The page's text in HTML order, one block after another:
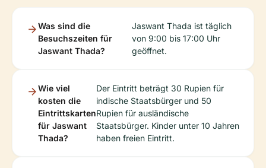
Was sind die
Besuchszeiten für
Jaswant Thada?
Jaswant Thada ist täglich
von 9:00 bis 17:00 Uhr
geöffnet.
Wie viel
kosten die
Eintrittskarten
für Jaswant
Thada?
Der Eintritt beträgt 30 Rupien für
indische Staatsbürger und 50
Rupien für ausländische
Staatsbürger. Kinder unter 10 Jahren
haben freien Eintritt.